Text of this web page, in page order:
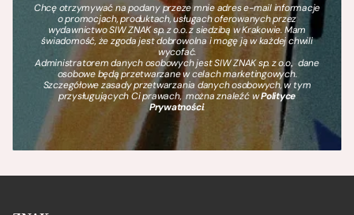
Chcę otrzymywać na podany przeze mnie adres e-mail informacje
o promocjach, produktach, usługach oferowanych przez
wydawnictwo SIW ZNAK sp. z o.o. z siedzibą w Krakowie. Mam
świadomość, że zgoda jest dobrowolna i mogę ją w każdej chwili
wycofać.
Administratorem danych osobowych jest SIW ZNAK sp. z o.o., dane
osobowe będą przetwarzane w celach marketingowych.
Szczegółowe zasady przetwarzania danych osobowych, w tym
przysługujących Ci prawach, można znaleźć wPolityce
Prywatności.